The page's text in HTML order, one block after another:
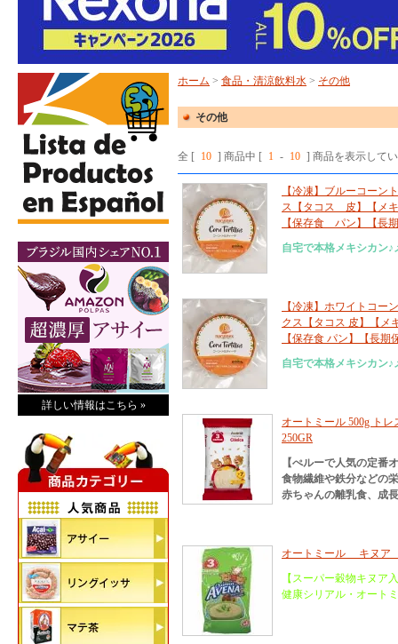
詳しい情報はこちら »
ホーム > 食品・清涼飲料水 > その他
その他
全 [ 10 ] 商品中 [ 1 - 10 ] 商品を表示して
【冷凍】ブルーコーン
ス【タコス 皮】【メ
【保存食 パン】【長
自宅で本格メキシカン
【冷凍】ホワイトコー
クス【タコス 皮】【
【保存食 パン】【長期
自宅で本格メキシカン
オートミール 500g トレ
250GR
【ぺルーで人気の定番
食物繊維や鉄分などの
赤ちゃんの離乳食、成
オートミール キヌア
【スーパー穀物キヌア
健康シリアル・オート